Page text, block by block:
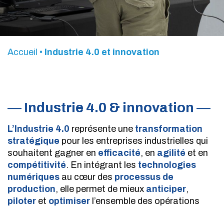
Accueil • Industrie 4.0 et innovation
— Industrie 4.0 & innovation —
L’Industrie 4.0 représente une transformation
stratégique pour les entreprises industrielles qui
souhaitent gagner en efficacité, en agilité et en
compétitivité. En intégrant les technologies
numériques au cœur des processus de
production, elle permet de mieux anticiper,
piloter et optimiser l’ensemble des opérations